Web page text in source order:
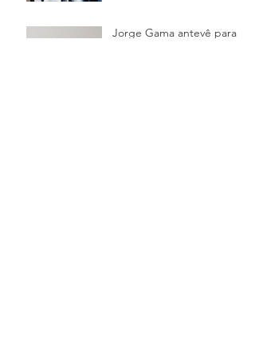
Jorge Gama antevê para a